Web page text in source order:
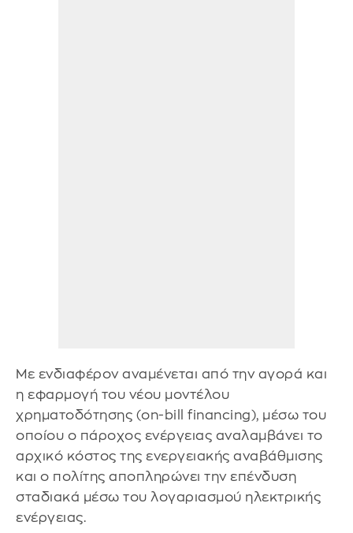
Με ενδιαφέρον αναμένεται από την αγορά και
η εφαρμογή του νέου μοντέλου
χρηματοδότησης (on-bill financing), μέσω του
οποίου ο πάροχος ενέργειας αναλαμβάνει το
αρχικό κόστος της ενεργειακής αναβάθμισης
και ο πολίτης αποπληρώνει την επένδυση
σταδιακά μέσω του λογαριασμού ηλεκτρικής
ενέργειας.